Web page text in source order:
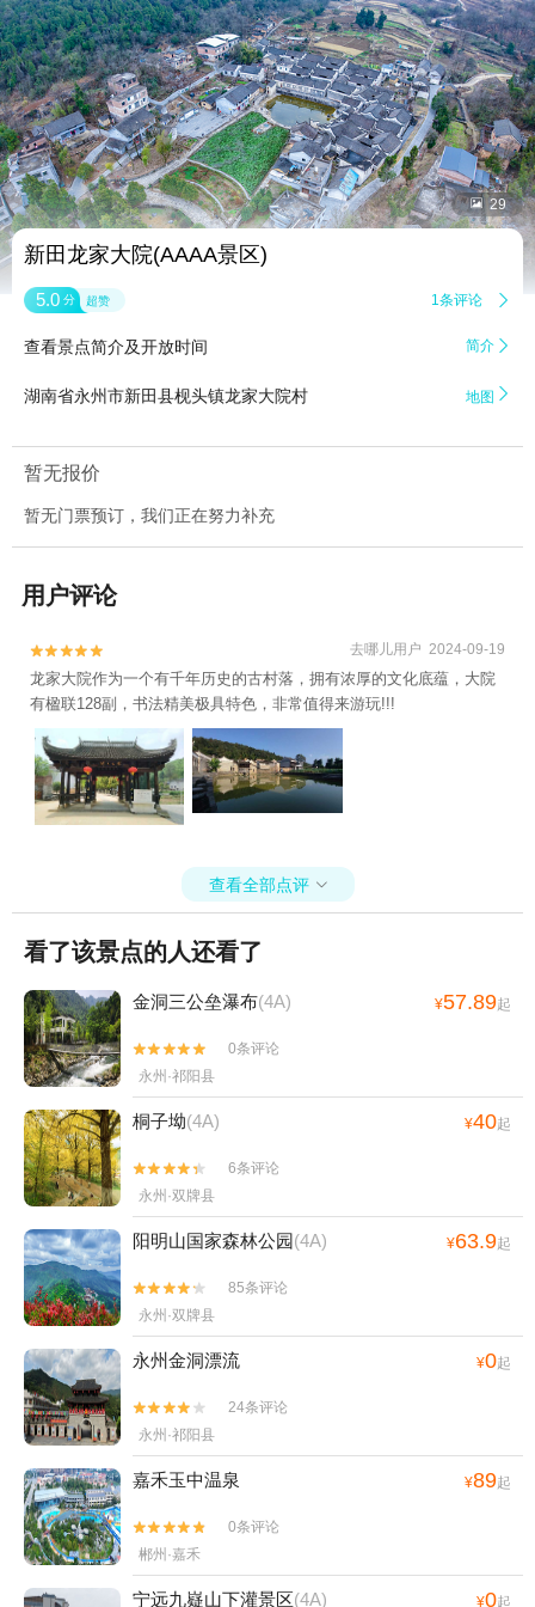
 29
新田龙家大院(AAAA景区)
5.0 分 超赞 1条评论 
查看景点简介及开放时间 简介 
湖南省永州市新田县枧头镇龙家大院村 地图 
暂无报价
暂无门票预订，我们正在努力补充
用户评论

 去哪儿用户 2024-09-19
龙家大院作为一个有千年历史的古村落，拥有浓厚的文化底蕴，大院
有楹联128副，书法精美极具特色，非常值得来游玩!!!
查看全部点评 
看了该景点的人还看了
金洞三公垒瀑布(4A) ¥57.89起


0条评论
永州·祁阳县
桐子坳(4A) ¥40起


6条评论
永州·双牌县
阳明山国家森林公园(4A) ¥63.9起


85条评论
永州·双牌县
永州金洞漂流 ¥0起


24条评论
永州·祁阳县
嘉禾玉中温泉 ¥89起


0条评论
郴州·嘉禾
宁远九嶷山下灌景区(4A) ¥0起
